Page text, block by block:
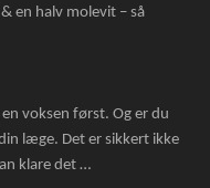
en halv molevit – så
voksen først. Og er du
læge. Det er sikkert ikke
klare det …